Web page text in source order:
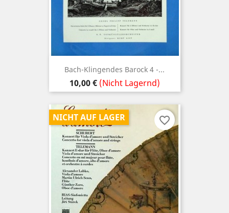
Bach-Klingendes Barock 4 -...
Preis
10,00 € (Nicht Lagernd)
NICHT AUF LAGER favorite_border